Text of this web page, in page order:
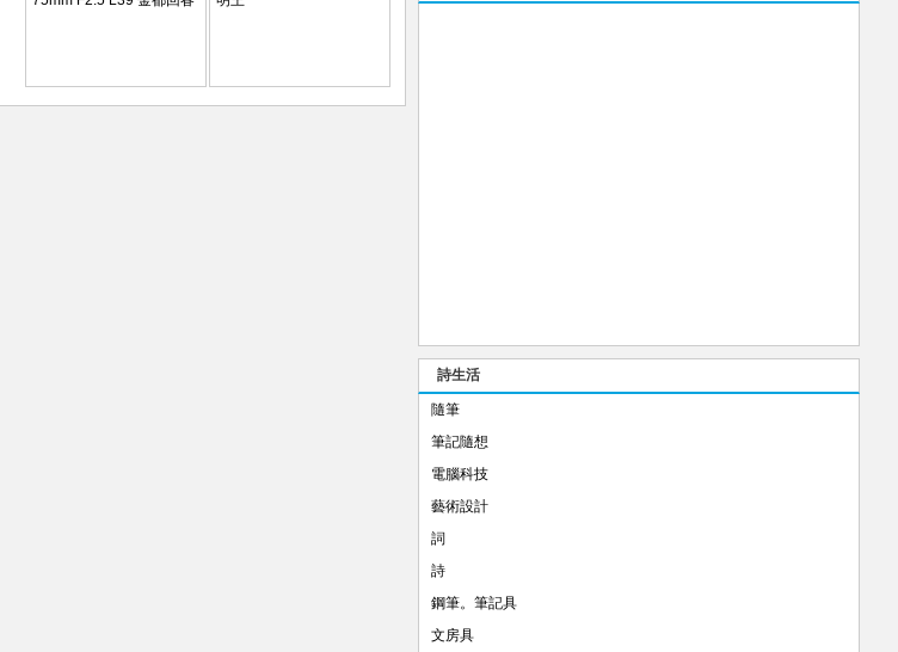
詩生活
隨筆
筆記隨想
電腦科技
藝術設計
詞
詩
鋼筆。筆記具
文房具